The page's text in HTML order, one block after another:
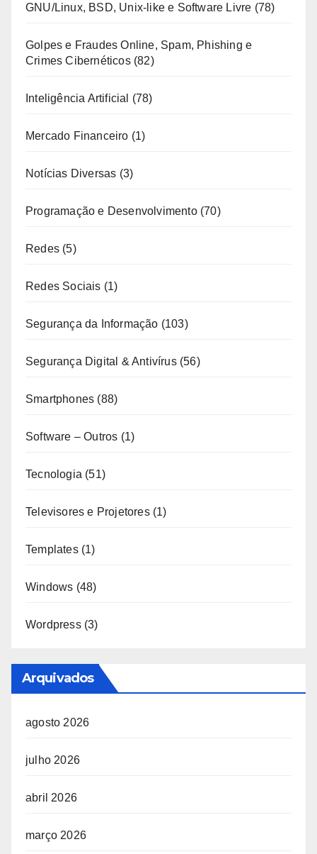
GNU/Linux, BSD, Unix-like e Software Livre (78)
Golpes e Fraudes Online, Spam, Phishing e
Crimes Cibernéticos(82)
Inteligência Artificial (78)
Mercado Financeiro (1)
Notícias Diversas (3)
Programação e Desenvolvimento(70)
Redes (5)
Redes Sociais (1)
Segurança da Informação (103)
Segurança Digital & Antivírus(56)
Smartphones (88)
Software – Outros (1)
Tecnologia (51)
Televisores e Projetores(1)
Templates(1)
Windows (48)
Wordpress(3)
Arquivados
agosto 2026
julho 2026
abril 2026
março 2026